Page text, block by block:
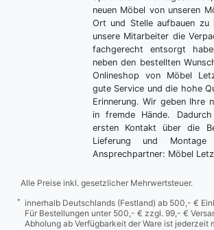
neuen Möbel von unseren
Ort und Stelle aufbauen zu
unsere Mitarbeiter die
fachgerecht entsorgt
neben den bestellten
Onlineshop von Möbel
gute Service und die hohe
Erinnerung. Wir geben Ihre
in fremde Hände.
ersten Kontakt über die
Lieferung und
Ansprechpartner: Möbel
Alle Preise inkl. gesetzlicher Mehrwertsteuer.
*
innerhalb Deutschlands (Festland) ab 500,- €
Für Bestellungen unter 500,- € zzgl. 99,- €
Abholung ab Verfügbarkeit der Ware ist jederzeit